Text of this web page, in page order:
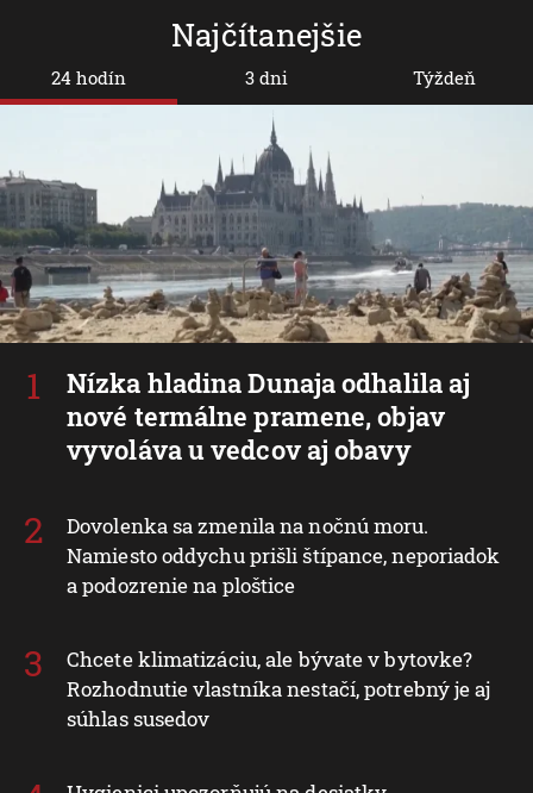
Najčítanejšie
24 hodín
Nízka hladina Dunaja odhalila aj
nové termálne pramene, objav
vyvoláva u vedcov aj obavy
Dovolenka sa zmenila na nočnú moru.
Namiesto oddychu prišli štípance, neporiadok
a podozrenie na ploštice
Chcete klimatizáciu, ale bývate v bytovke?
Rozhodnutie vlastníka nestačí, potrebný je aj
súhlas susedov
3 dni Týždeň